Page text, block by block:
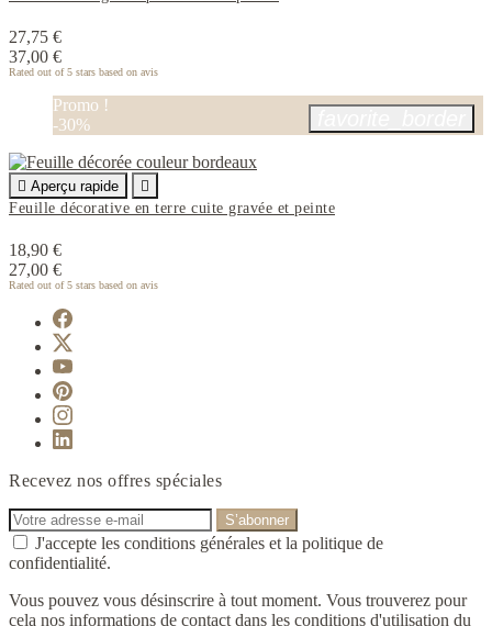
27,75 €
37,00 €
Rated out of 5 stars based on avis
Promo !
-30%
 Aperçu rapide

Feuille décorative en terre cuite gravée et peinte
18,90 €
27,00 €
Rated out of 5 stars based on avis
Recevez nos offres spéciales
J'accepte les conditions générales et la politique de
confidentialité.
Vous pouvez vous désinscrire à tout moment. Vous trouverez pour
cela nos informations de contact dans les conditions d'utilisation du